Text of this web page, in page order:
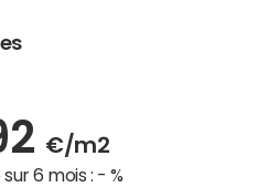
€/m2
6 mois : - %